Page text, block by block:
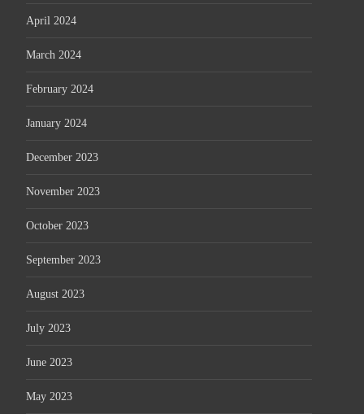
April 2024
March 2024
February 2024
January 2024
December 2023
November 2023
October 2023
September 2023
August 2023
July 2023
June 2023
May 2023